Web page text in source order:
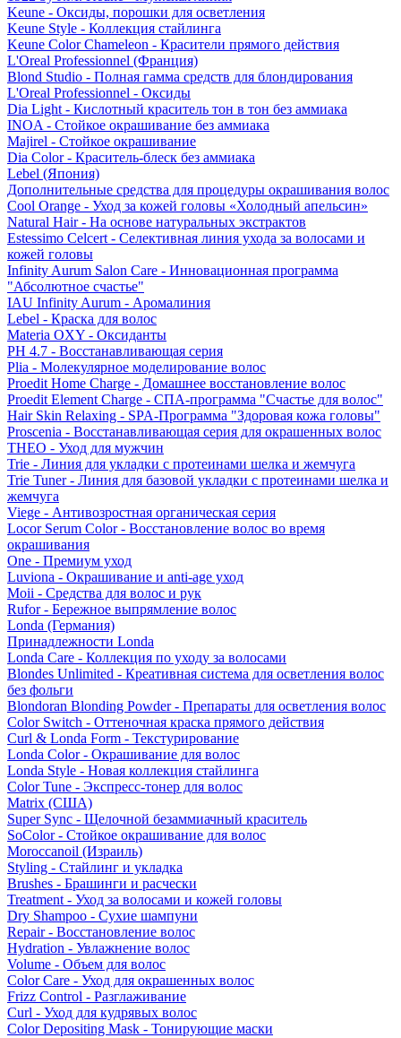
Keune - Оксиды, порошки для осветления
Keune Style - Коллекция стайлинга
Keune Color Chameleon - Красители прямого действия
L'Oreal Professionnel (Франция)
Blond Studio - Полная гамма средств для блондирования
L'Oreal Professionnel - Оксиды
Dia Light - Кислотный краситель тон в тон без аммиака
INOA - Стойкое окрашивание без аммиака
Majirel - Стойкое окрашивание
Dia Color - Краситель-блеск без аммиака
Lebel (Япония)
Дополнительные средства для процедуры окрашивания волос
Cool Orange - Уход за кожей головы «Холодный апельсин»
Natural Hair - На основе натуральных экстрактов
Estessimo Celcert - Селективная линия ухода за волосами и
кожей головы
Infinity Aurum Salon Care - Инновационная программа
"Абсолютное счастье"
IAU Infinity Aurum - Аромалиния
Lebel - Краска для волос
Materia OXY - Оксиданты
PH 4.7 - Восстанавливающая серия
Plia - Молекулярное моделирование волос
Proedit Home Charge - Домашнее восстановление волос
Proedit Element Charge - СПА-программа "Счастье для волос"
Hair Skin Relaxing - SPA-Программа "Здоровая кожа головы"
Proscenia - Восстанавливающая серия для окрашенных волос
THEO - Уход для мужчин
Trie - Линия для укладки с протеинами шелка и жемчуга
Trie Tuner - Линия для базовой укладки с протеинами шелка и
жемчуга
Viege - Антивозростная органическая серия
Locor Serum Color - Восстановление волос во время
окрашивания
One - Премиум уход
Luviona - Окрашивание и anti-age уход
Moii - Средства для волос и рук
Rufor - Бережное выпрямление волос
Londa (Германия)
Принадлежности Londa
Londa Care - Коллекция по уходу за волосами
Blondes Unlimited - Креативная система для осветления волос
без фольги
Blondoran Blonding Powder - Препараты для осветления волос
Color Switch - Оттеночная краска прямого действия
Curl & Londa Form - Текстурирование
Londa Color - Окрашивание для волос
Londa Style - Новая коллекция стайлинга
Color Tune - Экспресс-тонер для волос
Matrix (США)
Super Sync - Щелочной безаммиачный краситель
SoColor - Стойкое окрашивание для волос
Moroccanoil (Израиль)
Styling - Стайлинг и укладка
Brushes - Брашинги и расчески
Treatment - Уход за волосами и кожей головы
Dry Shampoo - Сухие шампуни
Repair - Восстановление волос
Hydration - Увлажнение волос
Volume - Объем для волос
Color Care - Уход для окрашенных волос
Frizz Control - Разглаживание
Curl - Уход для кудрявых волос
Color Depositing Mask - Тонирующие маски